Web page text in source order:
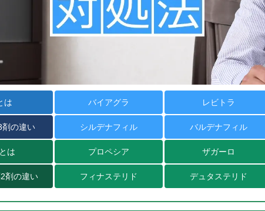
は バイアグラ レビトラ
剤の違い シルデナフィル バルデナフィル
は プロペシア ザガーロ
2剤の違い フィナステリド デュタステリド